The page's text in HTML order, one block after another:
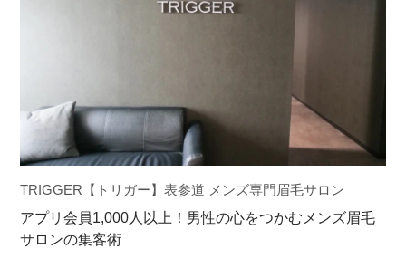
TRIGGER【トリガー】表参道 メンズ専門眉毛サロン
アプリ会員1,000人以上！男性の心をつかむメンズ眉毛
サロンの集客術